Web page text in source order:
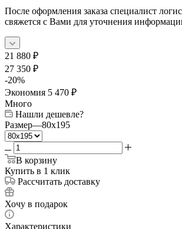
После оформления заказа специалист
свяжется с Вами для уточнения
21 880 ₽
27 350 ₽
-20%
Экономия 5 470 ₽
Много
Нашли дешевле?
Размер—80x195
В корзину
Купить в 1 клик
Рассчитать доставку
Хочу в подарок
Характеристики